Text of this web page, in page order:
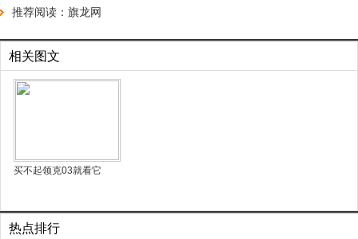
推荐阅读： 旗龙网
相关图文
买不起领克03就看它
热点排行